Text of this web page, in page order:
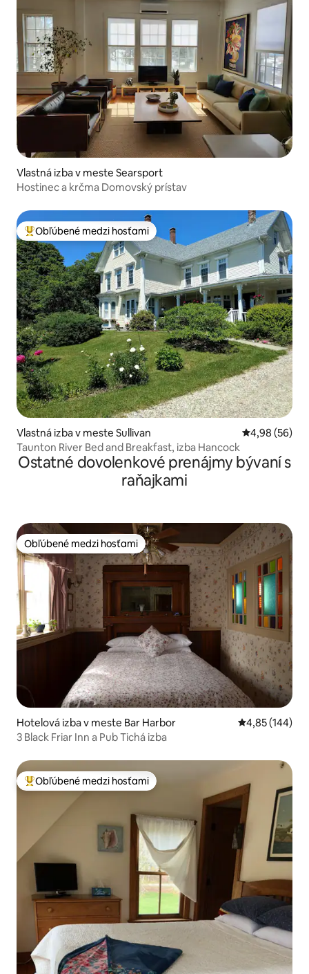
Vlastná izba v meste Searsport
Hostinec a krčma Domovský prístav
Najobľúbenejšie medzi hosťami
Obľúbené medzi hosťami
Vlastná izba v meste Sullivan Priemerné
4,98 (56)
Taunton River Bed and Breakfast, izba Hancock
Ostatné dovolenkové prenájmy bývaní s
raňajkami
Obľúbené medzi hosťami
Obľúbené medzi hosťami
Hotelová izba v meste Bar Harbor Priemerné
4,85 (144)
3 Black Friar Inn a Pub Tichá izba
Najobľúbenejšie medzi hosťami
Obľúbené medzi hosťami